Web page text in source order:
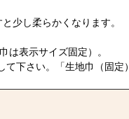
少し柔らかくなります。
は表示サイズ固定）。
て下さい。「生地巾（固